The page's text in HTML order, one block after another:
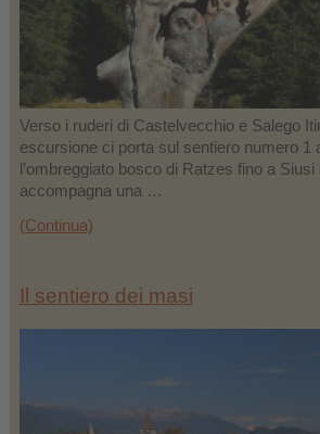
Verso i ruderi di Castelvecchio e Salego
escursione ci porta sul sentiero numero 1
l’ombreggiato bosco di Ratzes fino a
accompagna una …
(Continua)
Il sentiero dei masi